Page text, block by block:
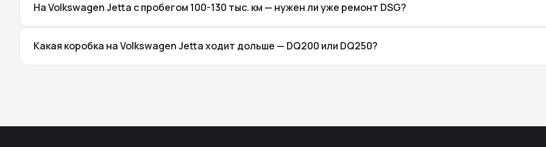
На Volkswagen Jetta с пробегом 100-130 тыс. км — нужен ли уже ремонт DSG?
Какая коробка на Volkswagen Jetta ходит дольше — DQ200 или DQ250?